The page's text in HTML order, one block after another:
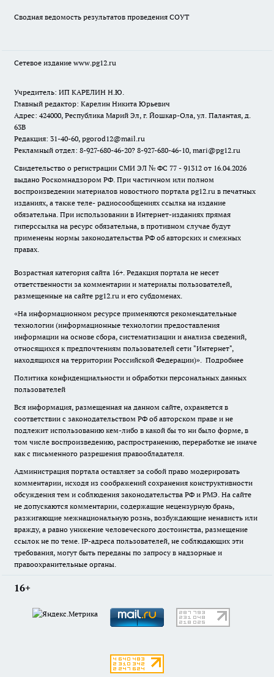
Сводная ведомость результатов проведения СОУТ
Сетевое издание www.pg12.ru
Учредитель: ИП КАРЕЛИН Н.Ю.
Главный редактор: Карелин Никита Юрьевич
Адрес: 424000, Республика Марий Эл, г. Йошкар-Ола, ул. Палантая, д.
63В
Редакция: 31-40-60, pgorod12@mail.ru
Рекламный отдел: 8-927-680-46-20? 8-927-680-46-10, mari@pg12.ru
Свидетельство о регистрации СМИ ЭЛ № ФС 77 - 91312 от 16.04.2026
выдано Роскомнадзором РФ. При частичном или полном
воспроизведении материалов новостного портала pg12.ru в печатных
изданиях, а также теле- радиосообщениях ссылка на издание
обязательна. При использовании в Интернет-изданиях прямая
гиперссылка на ресурс обязательна, в противном случае будут
применены нормы законодательства РФ об авторских и смежных
правах.
Возрастная категория сайта 16+. Редакция портала не несет
ответственности за комментарии и материалы пользователей,
размещенные на сайте pg12.ru и его субдоменах.
«На информационном ресурсе применяются рекомендательные
технологии (информационные технологии предоставления
информации на основе сбора, систематизации и анализа сведений,
относящихся к предпочтениям пользователей сети "Интернет",
находящихся на территории Российской Федерации)». Подробнее
Политика конфиденциальности и обработки персональных данных
пользователей
Вся информация, размещенная на данном сайте, охраняется в
соответствии с законодательством РФ об авторском праве и не
подлежит использованию кем-либо в какой бы то ни было форме, в
том числе воспроизведению, распространению, переработке не иначе
как с письменного разрешения правообладателя.
Администрация портала оставляет за собой право модерировать
комментарии, исходя из соображений сохранения конструктивности
обсуждения тем и соблюдения законодательства РФ и РМЭ. На сайте
не допускаются комментарии, содержащие нецензурную брань,
разжигающие межнациональную рознь, возбуждающие ненависть или
вражду, а равно унижение человеческого достоинства, размещение
ссылок не по теме. IP-адреса пользователей, не соблюдающих эти
требования, могут быть переданы по запросу в надзорные и
правоохранительные органы.
16+